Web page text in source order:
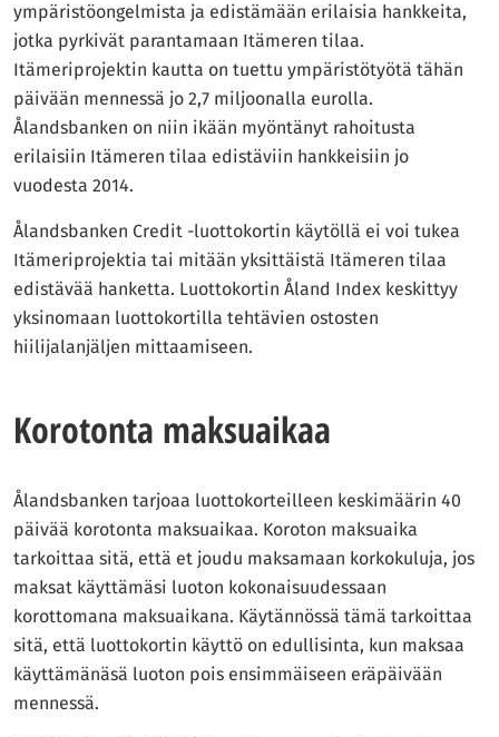
ympäristöongelmista ja edistämään erilaisia hankkeita,
jotka pyrkivät parantamaan Itämeren tilaa.
Itämeriprojektin kautta on tuettu ympäristötyötä tähän
päivään mennessä jo 2,7 miljoonalla eurolla.
Ålandsbanken on niin ikään myöntänyt rahoitusta
erilaisiin Itämeren tilaa edistäviin hankkeisiin jo
vuodesta 2014.
Ålandsbanken Credit -luottokortin käytöllä ei voi tukea
Itämeriprojektia tai mitään yksittäistä Itämeren tilaa
edistävää hanketta. Luottokortin Åland Index keskittyy
yksinomaan luottokortilla tehtävien ostosten
hiilijalanjäljen mittaamiseen.
Korotonta maksuaikaa
Ålandsbanken tarjoaa luottokorteilleen keskimäärin 40
päivää korotonta maksuaikaa. Koroton maksuaika
tarkoittaa sitä, että et joudu maksamaan korkokuluja, jos
maksat käyttämäsi luoton kokonaisuudessaan
korottomana maksuaikana. Käytännössä tämä tarkoittaa
sitä, että luottokortin käyttö on edullisinta, kun maksaa
käyttämänäsä luoton pois ensimmäiseen eräpäivään
mennessä.